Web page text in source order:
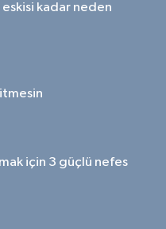
kadar neden
için 3 güçlü nefes